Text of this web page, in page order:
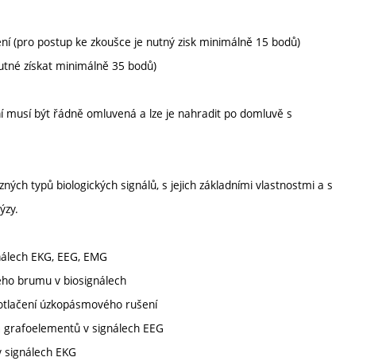
(pro postup ke zkoušce je nutný zisk minimálně 15 bodů)
získat minimálně 35 bodů)
být řádně omluvená a lze je nahradit po domluvě s
typů biologických signálů, s jejich základními vlastnostmi a s
EKG, EEG, EMG
brumu v biosignálech
úzkopásmového rušení
v signálech EEG
EKG